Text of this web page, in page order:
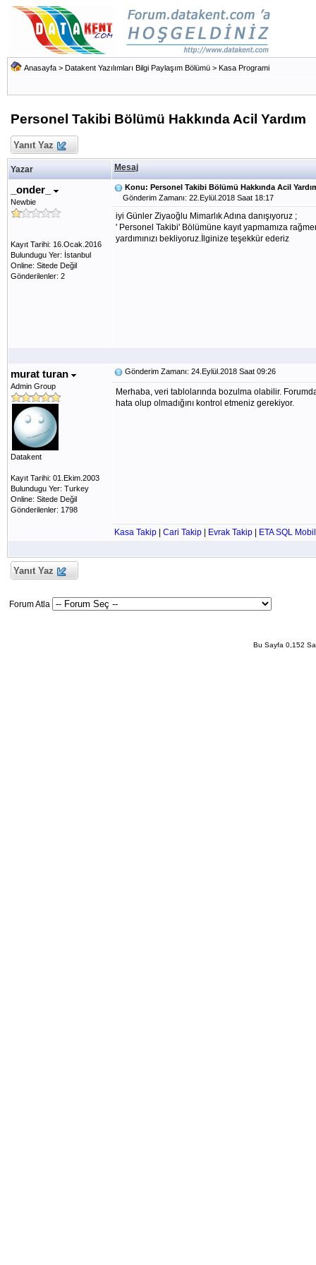
Anasayfa > Datakent Yazılımları Bilgi Paylaşım Bölümü > Kasa Programi
Personel Takibi Bölümü Hakkında Acil Yardım
Yanıt Yaz
Yazar Mesaj
_onder_
Newbie
Kayıt Tarihi: 16.Ocak.2016
Bulundugu Yer: İstanbul
Online: Sitede Değil
Gönderilenler: 2
Konu: Personel Takibi Bölümü Hakkında Acil
Gönderim Zamanı: 22.Eylül.2018 Saat 18:17
iyi Günler Ziyaoğlu Mimarlık Adına danışıyoruz ;
' Personel Takibi' Bölümüne kayıt yapmamıza
yardımınızı bekliyoruz.İlginize teşekkür ederiz
murat turan
Admin Group
Datakent
Kayıt Tarihi: 01.Ekim.2003
Bulundugu Yer: Turkey
Online: Sitede Değil
Gönderilenler: 1798
Gönderim Zamanı: 24.Eylül.2018 Saat 09:26
Merhaba, veri tablolarında bozulma olabilir.
hata olup olmadığını kontrol etmeniz gerekiyor.
Kasa Takip Cari Takip Evrak Takip ETA SQL Mobil
Yanıt Yaz
Forum Atla
Bu Sayfa 0,152